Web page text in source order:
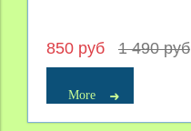
850 руб 1 490 руб
More